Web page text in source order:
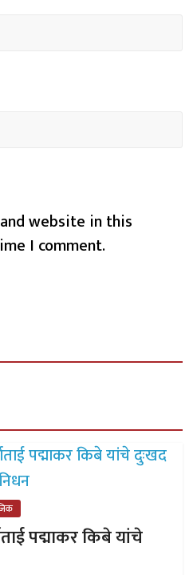
website in this
I comment.
पद्माकर किबे यांचे